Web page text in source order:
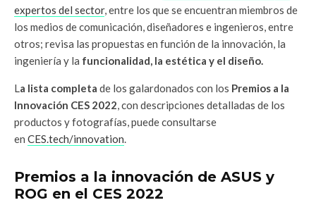
expertos del sector, entre los que se encuentran miembros de
los medios de comunicación, diseñadores e ingenieros, entre
otros; revisa las propuestas en función de la innovación, la
ingeniería y la funcionalidad, la estética y el diseño.
L a lista completa de los galardonados con los Premios a la
Innovación CES 2022 , con descripciones detalladas de los
productos y fotografías, puede consultarse
en CES.tech/innovation
Premios a la innovación de ASUS y
ROG en el CES 2022